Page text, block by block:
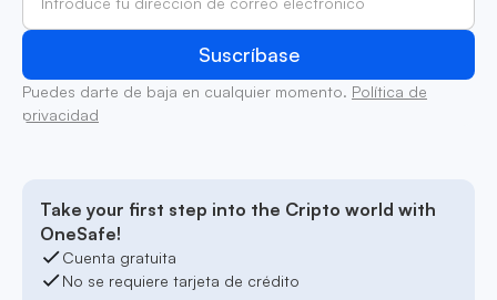
Puedes darte de baja en cualquier momento. Política de
privacidad
Take your first step into the Cripto world with
OneSafe!
Cuenta gratuita
No se requiere tarjeta de crédito